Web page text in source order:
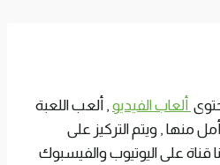
ألعاب الفيديو , ألعب اللعبة
منها , ويتم التركيز على
قناة على اليوتيوب والفيسبوك